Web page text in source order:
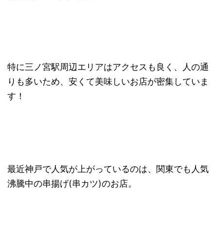
特に三ノ宮駅周辺エリアはアクセスも良く、人の通
りも多いため、安くて美味しいお店が密集していま
す！
最近神戸で人気が上がっているのは、関東でも人気
沸騰中の串揚げ(串カツ)のお店。